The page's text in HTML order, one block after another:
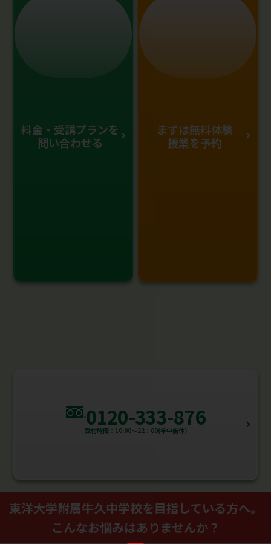
料金・受講プランを
問い合わせる
まずは無料体験
授業を予約
0120-333-876
受付時間：10:00～22：00(年中無休)
東洋大学附属牛久中学校を⽬指している⽅へ。
こんなお悩みはありませんか？